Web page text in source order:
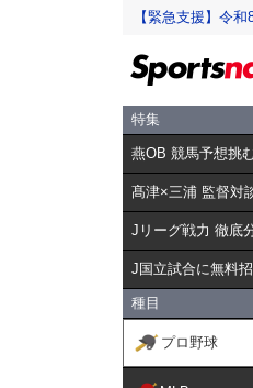
【緊急支援】令
特集
燕OB 競馬予想挑
髙津×三浦 監督対
Jリーグ戦力 徹底
J国立試合に無料
種目
プロ野球